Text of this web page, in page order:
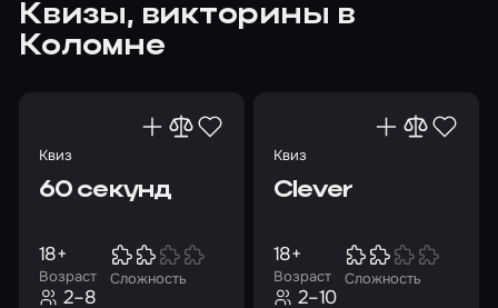
Квизы, викторины в
Коломне
Квиз
60 секунд
Возраст
18+
Сложность
2–8
Квиз
Clever
Возраст
18+
Сложность
2–10